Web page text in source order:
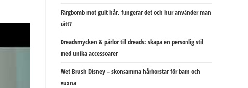
Färgbomb mot gult hår, fungerar det och hur använder man
rätt?
Dreadsmycken & pärlor till dreads: skapa en personlig stil
med unika accessoarer
Wet Brush Disney – skonsamma hårborstar för barn och
vuxna